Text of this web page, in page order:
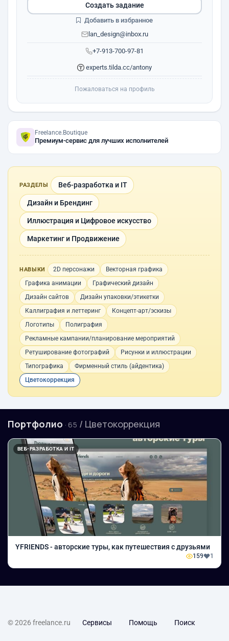
+7-913-700-97-81
lan_design@inbox.ru
experts.tilda.cc/antony
Создать задание
Добавить в избранное
Пожаловаться на профиль
Freelance.Boutique
Премиум-сервис для лучших исполнителей
РАЗДЕЛЫ Веб-разработка и IT
Дизайн и Брендинг
Иллюстрация и Цифровое искусство
Маркетинг и Продвижение
НАВЫКИ 2D персонажи
Векторная графика
Графика анимации
Графический дизайн
Дизайн сайтов
Дизайн упаковки/этикетки
Каллиграфия и леттеринг
Концепт-арт/эскизы
Логотипы
Полиграфия
Рекламные кампании/планирование мероприятий
Ретуширование фотографий
Рисунки и иллюстрации
Типографика
Фирменный стиль (айдентика)
Цветокоррекция
Портфолио · 65 / Цветокоррекция
ВЕБ-РАЗРАБОТКА И IT
YFRIENDS - авторские туры, как путешествия с друзьями
159 1
© 2026 freelance.ru Сервисы Помощь Поиск